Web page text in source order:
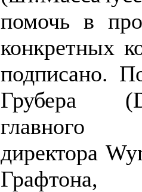
помочь в
конкретных
подписано.
Грубера
главного
директора
Графтона,